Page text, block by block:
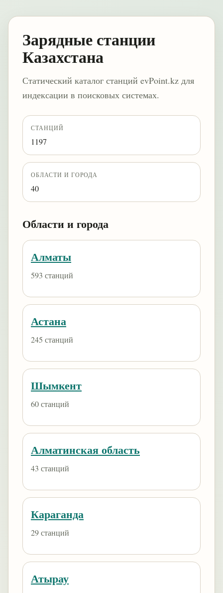
Зарядные станции
Казахстана
Статический каталог станций evPoint.kz для
индексации в поисковых системах.
СТАНЦИЙ
1197
ОБЛАСТИ И ГОРОДА
40
Области и города
Алматы
593 станций
Астана
245 станций
Шымкент
60 станций
Алматинская область
43 станций
Караганда
29 станций
Атырау